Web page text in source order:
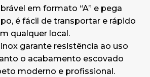
em formato “A” e pega
é fácil de transportar e rápido
qualquer local.
garante resistência ao uso
o acabamento escovado
moderno e profissional.